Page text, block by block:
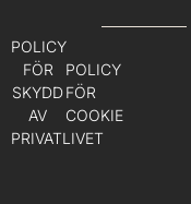
POLICY
FÖR
SKYDD
AV
PRIVATLIVET
POLICY
FÖR
COOKIE